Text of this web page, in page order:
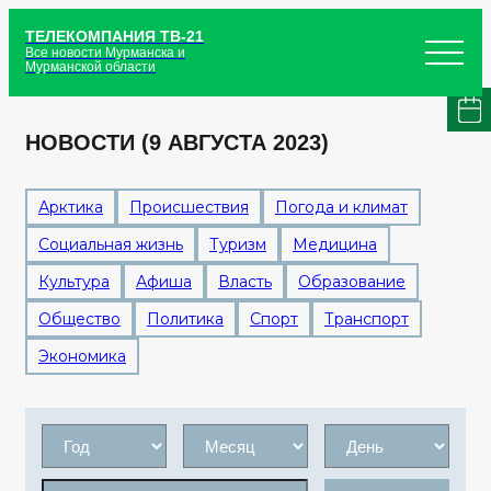
ТЕЛЕКОМПАНИЯ ТВ-21
Все новости Мурманска и
Мурманской области
НОВОСТИ (9 АВГУСТА 2023)
Арктика Происшествия
Погода и климат
Социальная жизнь
Туризм
Медицина
Культура
Афиша Власть
Образование
Общество
Политика Спорт
Транспорт
Экономика